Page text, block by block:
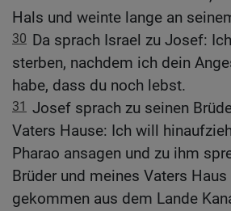
Hals und weinte lange an
30 Da sprach Israel zu Josef:
sterben, nachdem ich dein
habe, dass du noch lebst.
31 Josef sprach zu seinen
Vaters Hause: Ich will
Pharao ansagen und zu ihm
Brüder und meines Vaters
gekommen aus dem Lande